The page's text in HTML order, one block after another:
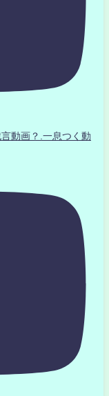
動画？.一息つく動